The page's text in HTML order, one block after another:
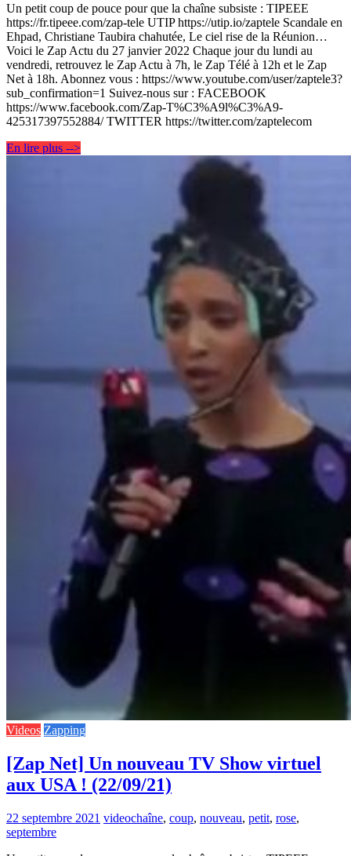
Un petit coup de pouce pour que la chaîne subsiste : TIPEEE
https://fr.tipeee.com/zap-tele UTIP https://utip.io/zaptele Scandale en
Ehpad, Christiane Taubira chahutée, Le ciel rise de la Réunion…
Voici le Zap Actu du 27 janvier 2022 Chaque jour du lundi au
vendredi, retrouvez le Zap Actu à 7h, le Zap Télé à 12h et le Zap
Net à 18h. Abonnez vous : https://www.youtube.com/user/zaptele3?
sub_confirmation=1 Suivez-nous sur : FACEBOOK
https://www.facebook.com/Zap-T%C3%A9l%C3%A9-
425317397552884/ TWITTER https://twitter.com/zaptelecom
En lire plus -->
Videos Zapping
[Zap Net] Un nouveau TV Show virtuel
aux USA ! (22/09/21)
22 septembre 2021 videochaîne, coup, nouveau, petit, rose,
septembre